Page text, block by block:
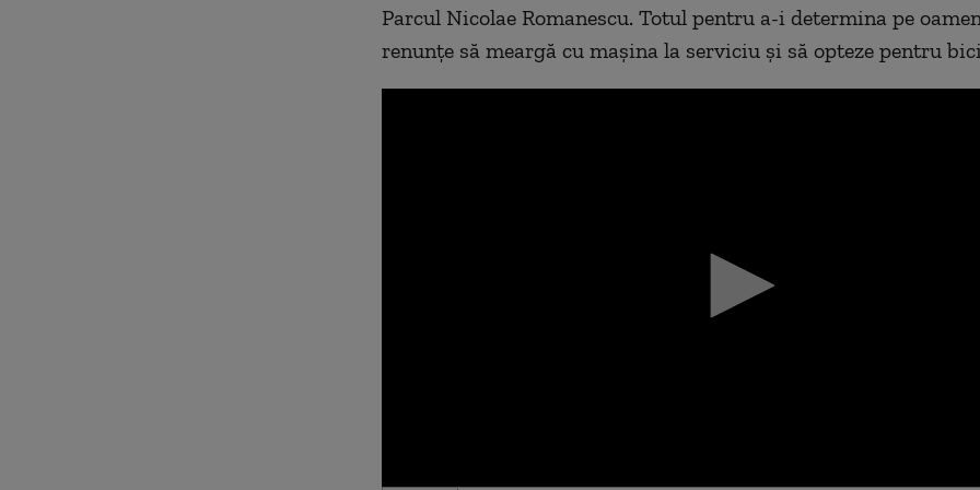
Parcul Nicolae Romanescu. Totul pentru a-i determina pe
renunţe să meargă cu maşina la serviciu şi să opteze pentru